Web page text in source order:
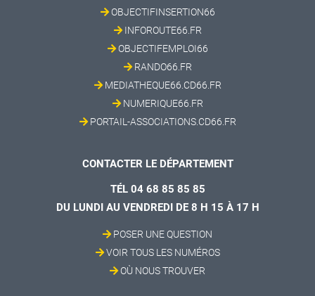
OBJECTIFINSERTION66
INFOROUTE66.FR
OBJECTIFEMPLOI66
RANDO66.FR
MEDIATHEQUE66.CD66.FR
NUMERIQUE66.FR
PORTAIL-ASSOCIATIONS.CD66.FR
CONTACTER LE DÉPARTEMENT
TÉL 04 68 85 85 85
DU LUNDI AU VENDREDI DE 8 H 15 À 17 H
POSER UNE QUESTION
VOIR TOUS LES NUMÉROS
OÙ NOUS TROUVER